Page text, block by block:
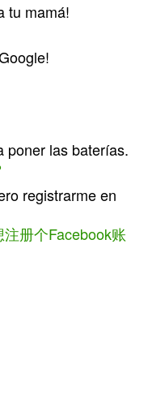
tu mamá!
poner las baterías.
registrarme en
册个Facebook账